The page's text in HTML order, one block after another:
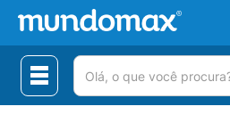
(pesquisar)